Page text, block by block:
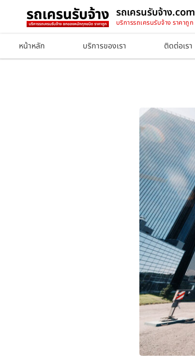
รถเครนรับจ้าง.com
บริการรถเครนรับจ้าง ราคาถูก
หน้าหลัก บริการของเรา ติดต่อเรา